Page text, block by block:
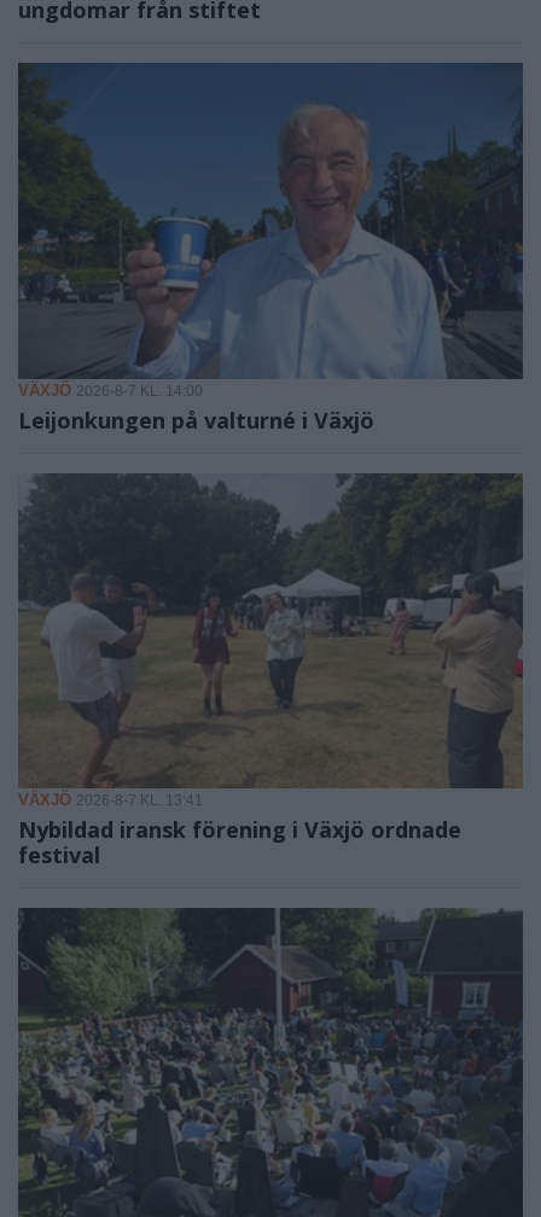
ungdomar från stiftet
VÄXJÖ 2026-8-7 KL. 14:00
Leijonkungen på valturné i Växjö
VÄXJÖ 2026-8-7 KL. 13:41
Nybildad iransk förening i Växjö ordnade
festival